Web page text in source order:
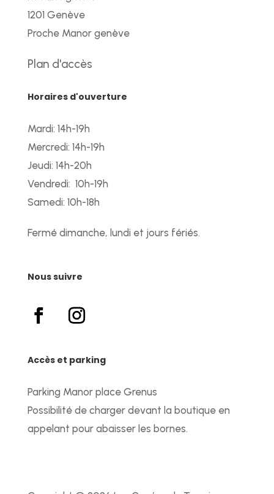
1201 Genève
Proche Manor genève
Plan d'accès
Horaires d'ouverture
Mardi: 14h-19h
Mercredi: 14h-19h
Jeudi: 14h-20h
Vendredi: 10h-19h
Samedi: 10h-18h
Fermé dimanche, lundi et jours fériés.
Nous suivre
Accès et parking
Parking Manor place Grenus
Possibilité de charger devant la boutique en
appelant pour abaisser les bornes.